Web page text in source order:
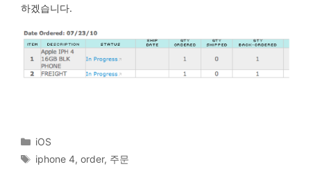
하겠습니다.
Categories
iOS
Tags
iphone 4,order, 주문